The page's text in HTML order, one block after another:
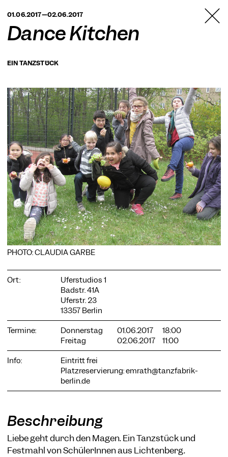
BERLIN
01.06.2017—02.06.2017
Dance Kitchen
EIN TANZSTÜCK
PHOTO: CLAUDIA GARBE
Ort:
Uferstudios 1
Badstr. 41A
Uferstr. 23
13357 Berlin
Termine:
Donnerstag 01.06.2017
18:00
Freitag
02.06.2017
11:00
Info:
Eintritt frei
Platzreservierung:emrath@tanzfabrik-
berlin.de
Beschreibung
Liebe geht durch den Magen. Ein Tanzstück und
Festmahl von SchülerInnen aus Lichtenberg.
COOKIE-EINSTELLUNGEN
Wir verwenden Cookies und Inhalte externer Anbieter auf
unserer Website. Notwendige Cookies sind essenziell, damit
Sie die Website nutzen können. Andere Cookies helfen uns,
die Website weiterzuentwickeln. Sie können Ihre Einwilligung
jederzeit widerrufen. Bitte besuchen Sie unsere
Datenschutzerklärung für weitere Informationen. Unten
können Sie auswählen, welche Technologien Sie zulassen
möchten.
Notwendige Cookies
Statistiken
Nur notwendige Alle akzeptieren Speichern